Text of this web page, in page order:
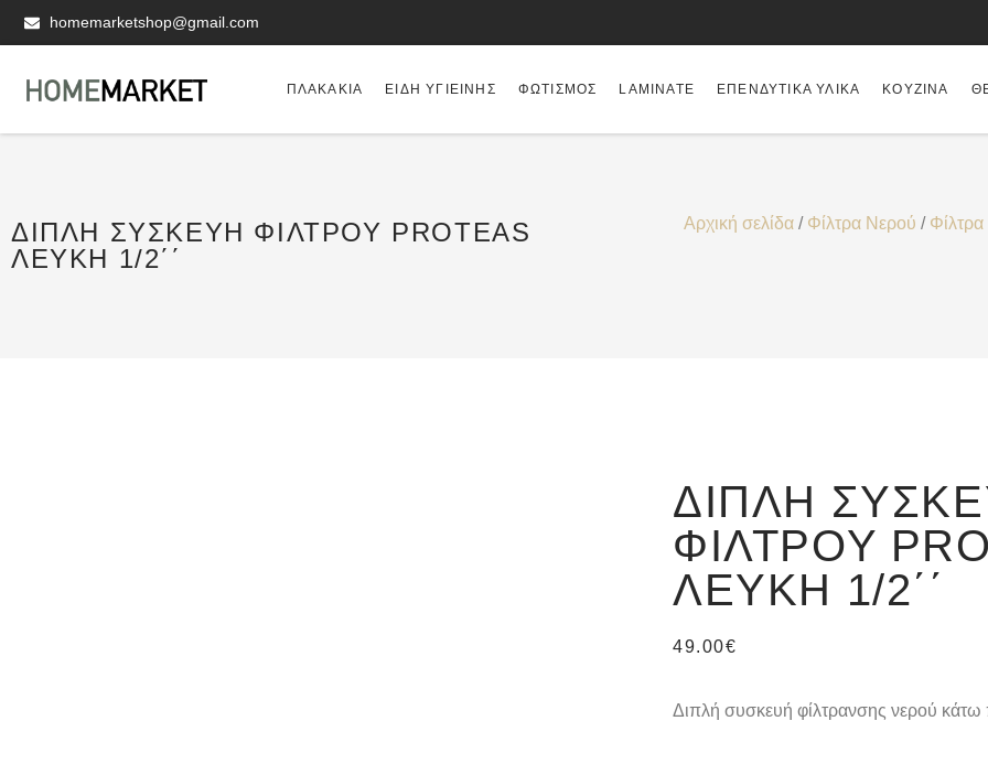
homemarketshop@gmail.com
ΠΛΑΚΆΚΙΑ ΕΊΔΗ ΥΓΙΕΙΝΗΣ ΦΩΤΙΣΜΌΣ LAMINATE ΕΠΕΝΔΥΤΙΚΆ ΥΛΙΚΆ ΚΟΥΖΊΝΑ
ΔΙΠΛΉ ΣΥΣΚΕΥΉ ΦΊΛΤΡΟΥ PROTEAS
ΛΕΥΚΉ 1/2΄΄
Αρχική σελίδα / Φίλτρα Νερού /
ΔΙΠΛΉ
ΦΊΛΤΡΟΥ
ΛΕΥΚΉ 1/2΄΄
49.00€
Διπλή συσκευή φίλτρανσης νερού κάτω